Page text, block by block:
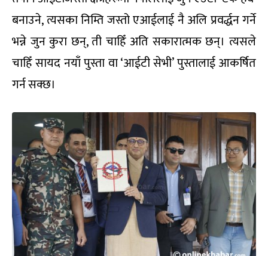
बनाउने, त्यसका निम्ति जस्तो एआईलाई नै अलि प्रवर्द्धन गर्ने
भन्ने जुन कुरा छन्, ती चाहिँ अति सकारात्मक छन्। त्यसले
चाहिँ सायद नयाँ पुस्ता वा ‘आईटी सेभी’ पुस्तालाई आकर्षित
गर्न सक्छ।